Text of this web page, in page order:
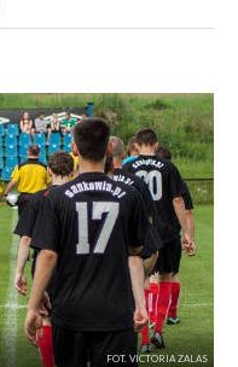
FOT. VICTORIA ZALAS